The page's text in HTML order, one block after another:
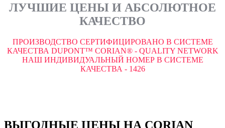
ЛУЧШИЕ ЦЕНЫ И АБСОЛЮТНОЕ
КАЧЕСТВО
ПРОИЗВОДСТВО СЕРТИФИЦИРОВАНО В СИСТЕМЕ
КАЧЕСТВА DUPONT™ CORIAN® - QUALITY NETWORK
НАШ ИНДИВИДУАЛЬНЫЙ НОМЕР В СИСТЕМЕ
КАЧЕСТВА - 1426
ВЫГОДНЫЕ ЦЕНЫ НА CORIAN